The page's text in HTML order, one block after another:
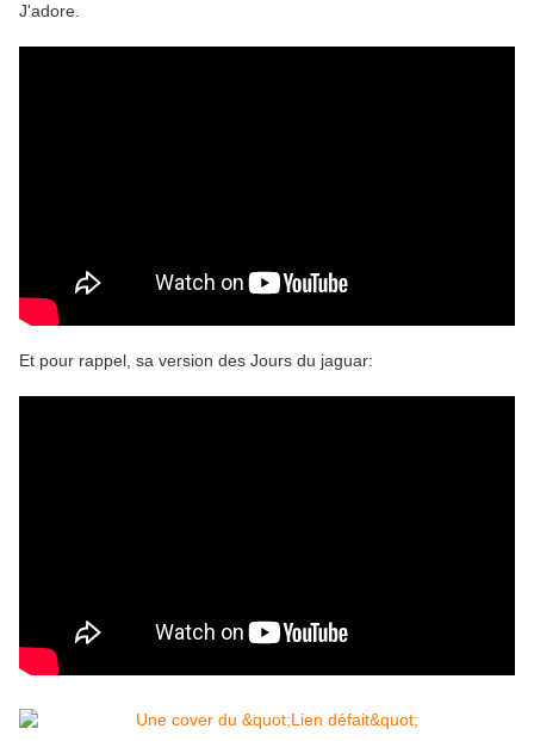
J'adore.
Et pour rappel, sa version des Jours du jaguar: